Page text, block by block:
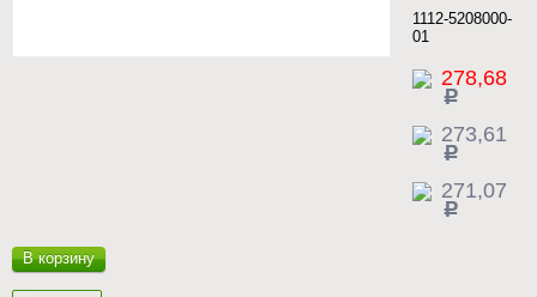
1112-5208000-
01
278,68
c
273,61
c
271,07
c
В корзину